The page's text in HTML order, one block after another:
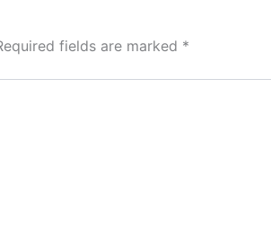
fields are marked *